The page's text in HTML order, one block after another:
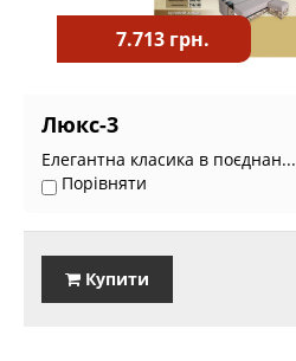
7.713 грн.
Люкс-3
Елегантна класика в поєднан...
Порівняти
Купити